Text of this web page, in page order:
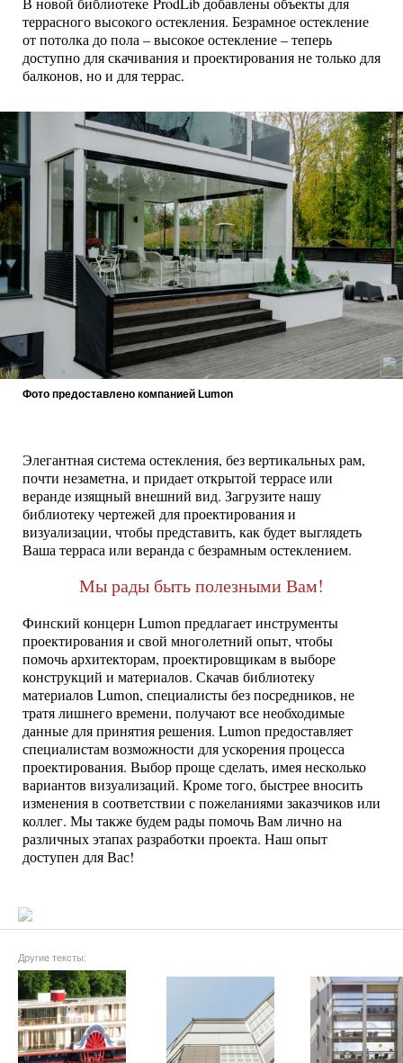
террасного высокого остекления. Безрамное остекление
от потолка до пола – высокое остекление – теперь
доступно для скачивания и проектирования не только для
балконов, но и для террас.
Фото предоставлено компанией Lumon
Элегантная система остекления, без вертикальных рам,
почти незаметна, и придает открытой террасе или
веранде изящный внешний вид. Загрузите нашу
библиотеку чертежей для проектирования и
визуализации, чтобы представить, как будет выглядеть
Ваша терраса или веранда с безрамным остеклением.
Мы рады быть полезными Вам!
Финский концерн Lumon предлагает инструменты
проектирования и свой многолетний опыт, чтобы
помочь архитекторам, проектировщикам в выборе
конструкций и материалов. Скачав библиотеку
материалов Lumon, специалисты без посредников, не
тратя лишнего времени, получают все необходимые
данные для принятия решения. Lumon предоставляет
специалистам возможности для ускорения процесса
проектирования. Выбор проще сделать, имея несколько
вариантов визуализаций. Кроме того, быстрее вносить
изменения в соответствии с пожеланиями заказчиков или
коллег. Мы также будем рады помочь Вам лично на
различных этапах разработки проекта. Наш опыт
доступен для Вас!
Другие тексты: